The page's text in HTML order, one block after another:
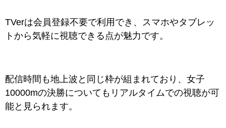
TVerは会員登録不要で利用でき、スマホやタブレッ
トから気軽に視聴できる点が魅力です。
配信時間も地上波と同じ枠が組まれており、女子
10000mの決勝についてもリアルタイムでの視聴が可
能と見られます。